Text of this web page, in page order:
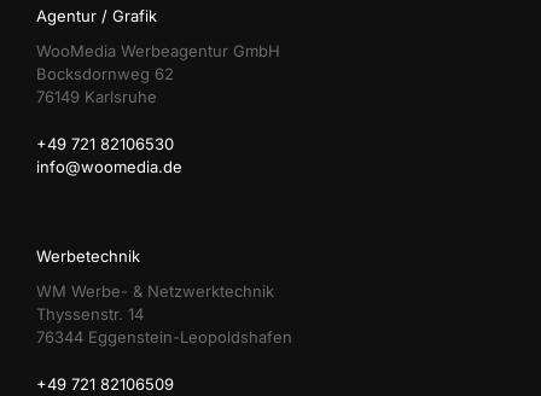
Agentur / Grafik
WooMedia Werbeagentur GmbH
Bocksdornweg 62
76149 Karlsruhe
+49 721 82106530
info@woomedia.de
Werbetechnik
WM Werbe- & Netzwerktechnik
Thyssenstr. 14
76344 Eggenstein-Leopoldshafen
+49 721 82106509